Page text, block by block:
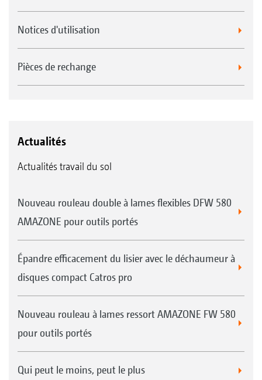
Notices d'utilisation
Pièces de rechange
Actualités
Actualités travail du sol
Nouveau rouleau double à lames flexibles DFW 580
AMAZONE pour outils portés
Épandre efficacement du lisier avec le déchaumeur à
disques compact Catros pro
Nouveau rouleau à lames ressort AMAZONE FW 580
pour outils portés
Qui peut le moins, peut le plus